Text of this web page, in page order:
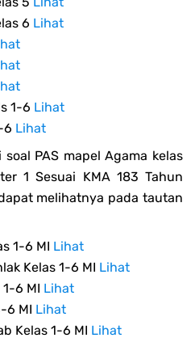
6 Lihat
1-6 Lihat
6 Lihat
PAS mapel Agama kelas
1 Sesuai KMA 183 Tahun
melihatnya pada tautan
1-6 MI Lihat
Kelas 1-6 MI Lihat
6 MI Lihat
6 MI Lihat
Kelas 1-6 MI Lihat